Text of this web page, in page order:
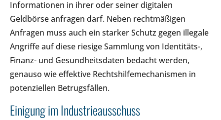
Informationen in ihrer oder seiner digitalen
Geldbörse anfragen darf. Neben rechtmäßigen
Anfragen muss auch ein starker Schutz gegen illegale
Angriffe auf diese riesige Sammlung von Identitäts-,
Finanz- und Gesundheitsdaten bedacht werden,
genauso wie effektive Rechtshilfemechanismen in
potenziellen Betrugsfällen.
Einigung im Industrieausschuss